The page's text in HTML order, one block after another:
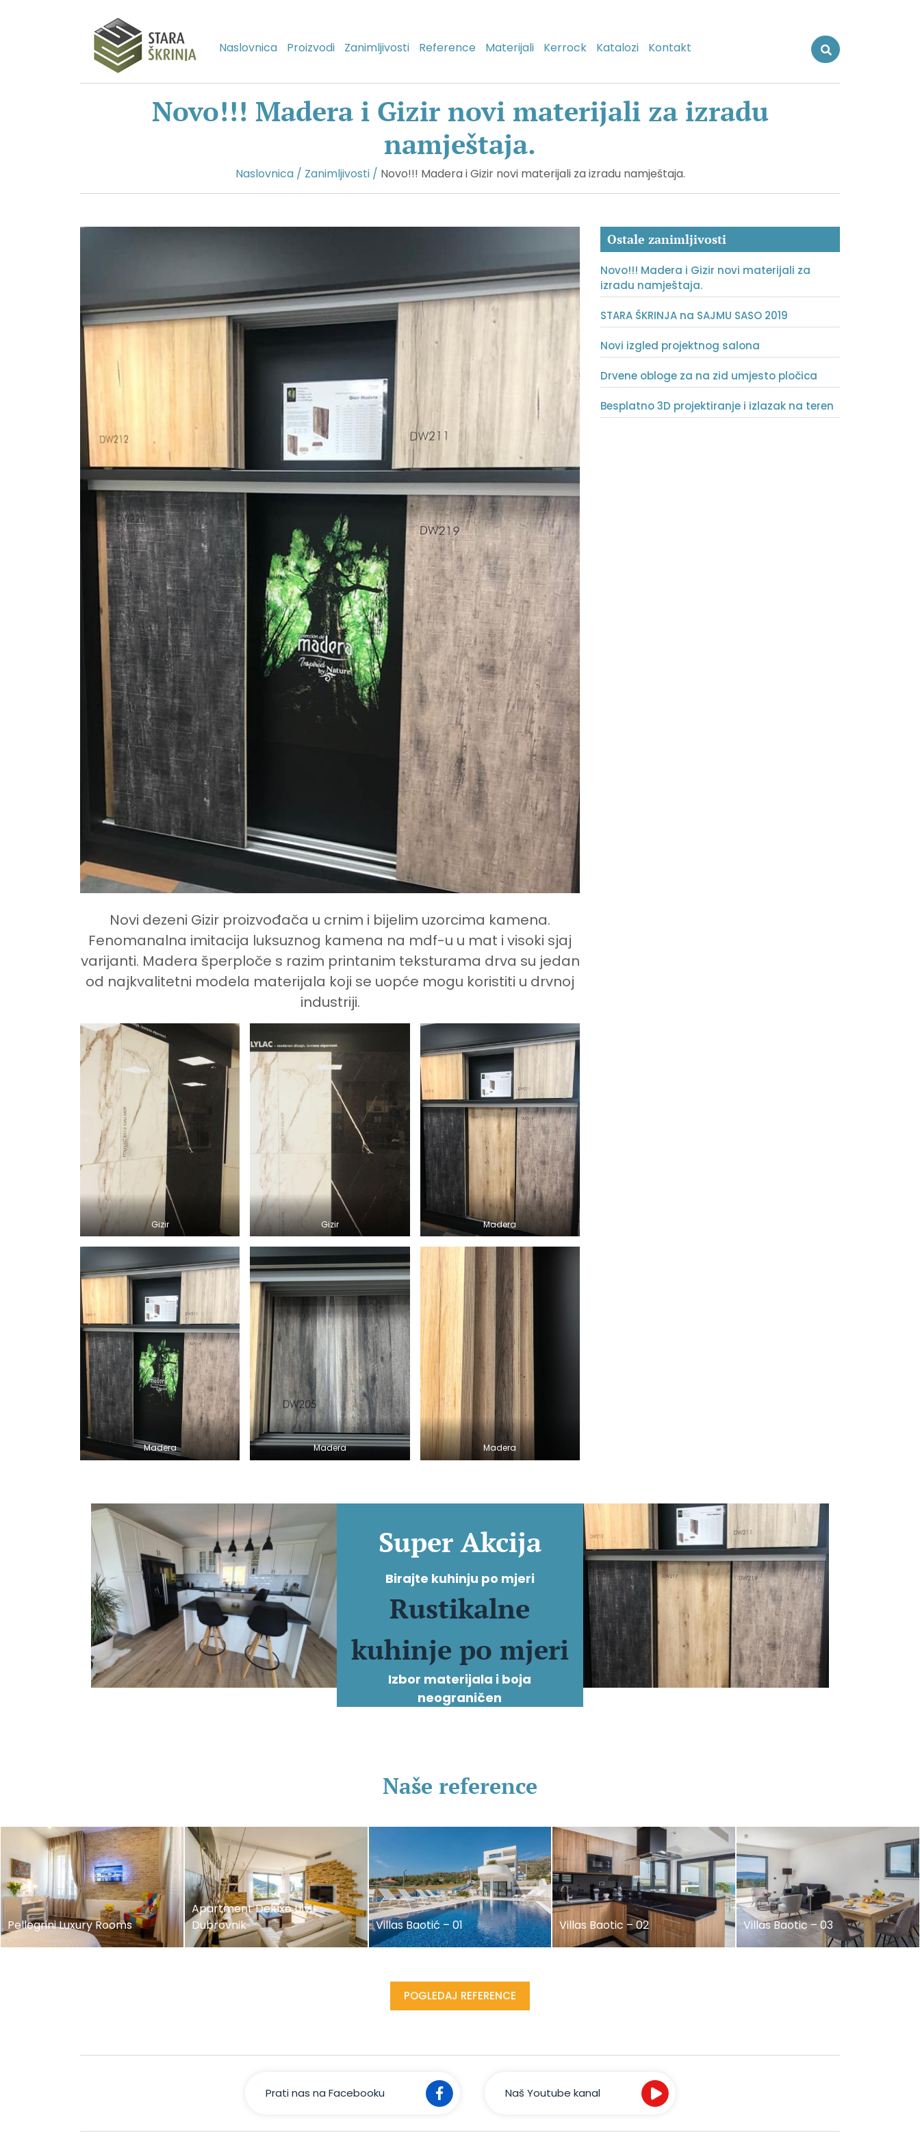
Naslovnica Proizvodi Zanimljivosti Reference Materijali Kerrock Katalozi Kontakt
Novo!!! Madera i Gizir novi materijali za izradu
namještaja.
Naslovnica/ Zanimljivosti/ Novo!!! Madera i Gizir novi materijali za izradu namještaja.
Novi dezeni Gizir proizvođača u crnim i bijelim uzorcima kamena.
Fenomanalna imitacija luksuznog kamena na mdf-u u mat i visoki sjaj
varijanti. Madera šperploče s razim printanim teksturama drva su jedan
od najkvalitetni modela materijala koji se uopće mogu koristiti u drvnoj
industriji.
Gizir Gizir Madera
Madera Madera Madera
Ostale zanimljivosti
Novo!!! Madera i Gizir novi materijali za
izradu namještaja.
STARA ŠKRINJA na SAJMU SASO 2019
Novi izgled projektnog salona
Drvene obloge za na zid umjesto pločica
Besplatno 3D projektiranje i izlazak na teren
Super Akcija
Birajte kuhinju po mjeri
Rustikalne
kuhinje po mjeri
Izbor materijala i boja
neograničen
Naše reference
Pellegrini Luxury Rooms
Apartment Deluxe Lily,
Dubrovnik
Villas Baotić – 01 Villas Baotic – 02 Villas Baotic – 03
POGLEDAJ REFERENCE
Prati nas na Facebooku Naš Youtube kanal